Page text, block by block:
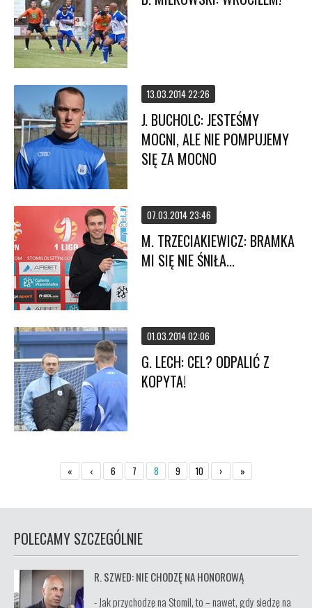
13.03.2014 22:26
J. BUCHOLC: JESTEŚMY
MOCNI, ALE NIE POMPUJEMY
SIĘ ZA MOCNO
07.03.2014 23:46
M. TRZECIAKIEWICZ: BRAMKA
MI SIĘ NIE ŚNIŁA...
01.03.2014 02:06
G. LECH: CEL? ODPALIĆ Z
KOPYTA!
« ‹ 6 7 8 9 10 › »
POLECAMY SZCZEGÓLNIE
R. SZWED: NIE CHODZĘ NA HONOROWĄ
- Jak przychodzę na Stomil, to – nawet, gdy siedzę na